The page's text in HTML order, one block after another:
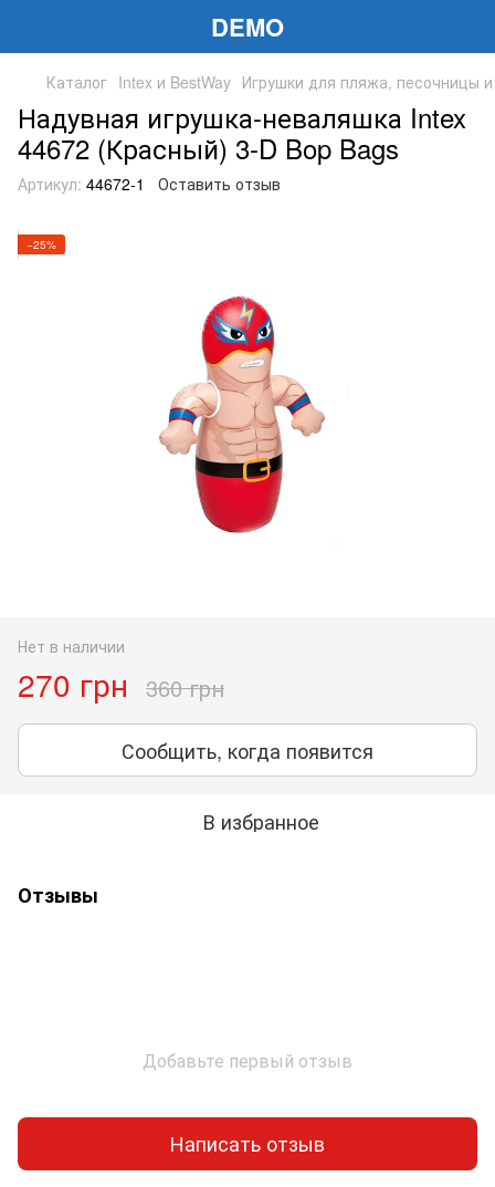
DEMO
Каталог Intex и BestWay Игрушки для пляжа, песочницы
Надувная игрушка-неваляшка Intex
44672 (Красный) 3-D Bop Bags
Артикул: 44672-1 Оставить отзыв
−25%
Нет в наличии
270 грн 360 грн
Сообщить, когда появится
В избранное
Отзывы
Добавьте первый отзыв
Написать отзыв